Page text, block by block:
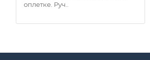
оплетке. Руч..